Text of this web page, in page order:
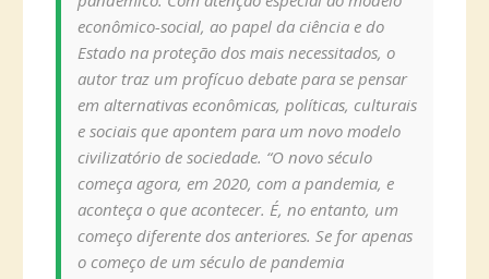
econômico-social, ao papel da ciência e do
Estado na proteção dos mais necessitados, o
autor traz um profícuo debate para se pensar
em alternativas econômicas, políticas, culturais
e sociais que apontem para um novo modelo
civilizatório de sociedade. “O novo século
começa agora, em 2020, com a pandemia, e
aconteça o que acontecer. É, no entanto, um
começo diferente dos anteriores. Se for apenas
o começo de um século de pandemia